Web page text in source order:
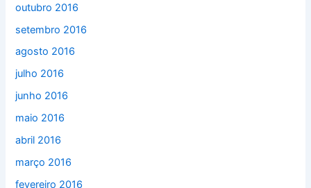
outubro 2016
setembro 2016
agosto 2016
julho 2016
junho 2016
maio 2016
abril 2016
março 2016
fevereiro 2016